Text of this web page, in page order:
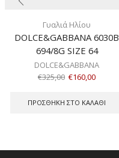
Γυαλιά Ηλίου
DOLCE&GABBANA 6030B
694/8G SIZE 64
DOLCE&GABBANA
€325,00 €160,00
ΠΡΟΣΘΉΚΗ ΣΤΟ ΚΑΛΆΘΙ